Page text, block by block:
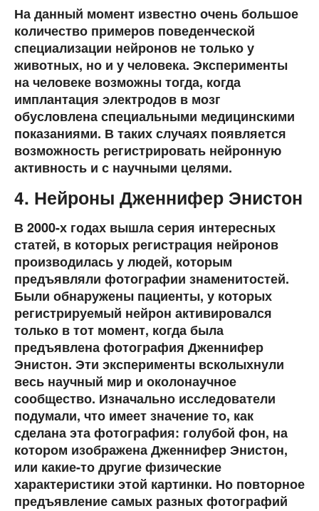
На данный момент известно очень большое
количество примеров поведенческой
специализации нейронов не только у
животных, но и у человека. Эксперименты
на человеке возможны тогда, когда
имплантация электродов в мозг
обусловлена специальными медицинскими
показаниями. В таких случаях появляется
возможность регистрировать нейронную
активность и с научными целями.
4. Нейроны Дженнифер Энистон
В 2000-х годах вышла серия интересных
статей, в которых регистрация нейронов
производилась у людей, которым
предъявляли фотографии знаменитостей.
Были обнаружены пациенты, у которых
регистрируемый нейрон активировался
только в тот момент, когда была
предъявлена фотография Дженнифер
Энистон. Эти эксперименты всколыхнули
весь научный мир и околонаучное
сообщество. Изначально исследователи
подумали, что имеет значение то, как
сделана эта фотография: голубой фон, на
котором изображена Дженнифер Энистон,
или какие-то другие физические
характеристики этой картинки. Но повторное
предъявление самых разных фотографий